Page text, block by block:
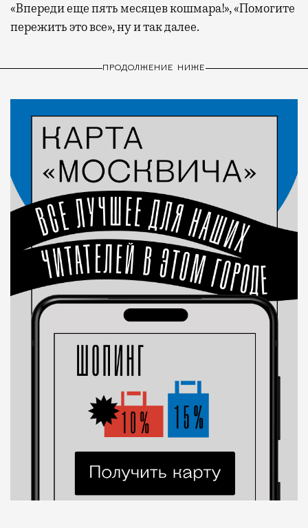
«Впереди еще пять месяцев кошмара!», «Помогите
пережить это все», ну и так далее.
ПРОДОЛЖЕНИЕ НИЖЕ